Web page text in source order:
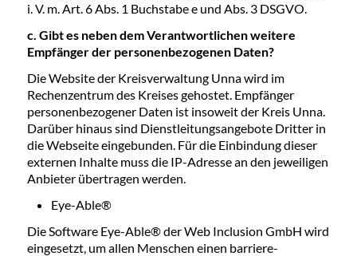
i. V. m. Art. 6 Abs. 1 Buchstabe e und Abs. 3 DSGVO.
c. Gibt es neben dem Verantwortlichen weitere
Empfänger der personenbezogenen Daten?
Die Website der Kreisverwaltung Unna wird im
Rechenzentrum des Kreises gehostet. Empfänger
personenbezogener Daten ist insoweit der Kreis Unna.
Darüber hinaus sind Dienstleitungsangebote Dritter in
die Webseite eingebunden. Für die Einbindung dieser
externen Inhalte muss die IP-Adresse an den jeweiligen
Anbieter übertragen werden.
Eye-Able®
Die Software Eye-Able® der Web Inclusion GmbH wird
eingesetzt, um allen Menschen einen barriere-